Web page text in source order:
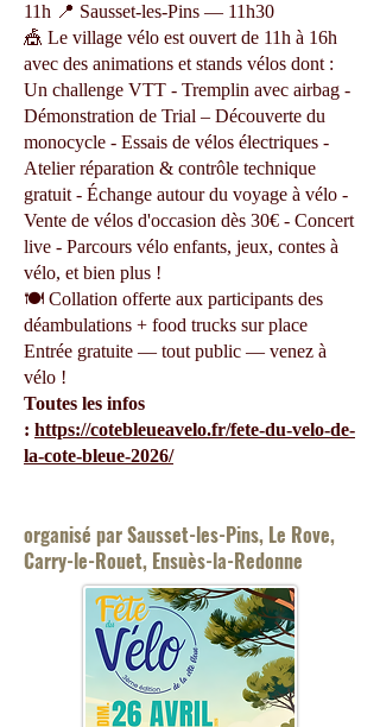
11h 📍 Sausset-les-Pins — 11h30
🎪 Le village vélo est ouvert de 11h à 16h
avec des animations et stands vélos dont :
Un challenge VTT - Tremplin avec airbag -
Démonstration de Trial – Découverte du
monocycle - Essais de vélos électriques -
Atelier réparation & contrôle technique
gratuit - Échange autour du voyage à vélo -
Vente de vélos d'occasion dès 30€ - Concert
live - Parcours vélo enfants, jeux, contes à
vélo, et bien plus !
🍽️ Collation offerte aux participants des
déambulations + food trucks sur place
Entrée gratuite — tout public — venez à
vélo !
Toutes les infos
: https://cotebleueavelo.fr/fete-du-velo-de-
la-cote-bleue-2026/
organisé par Sausset-les-Pins, Le Rove,
Carry-le-Rouet, Ensuès-la-Redonne